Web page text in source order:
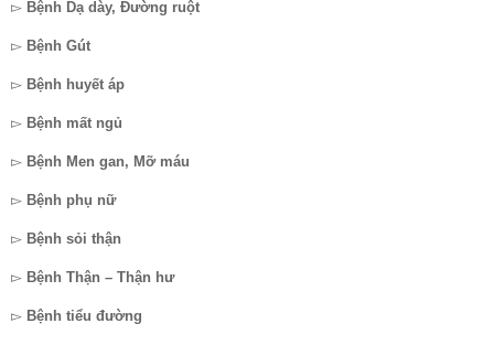
▻ Bệnh Dạ dày, Đường ruột
▻ Bệnh Gút
▻ Bệnh huyết áp
▻ Bệnh mất ngủ
▻ Bệnh Men gan, Mỡ máu
▻ Bệnh phụ nữ
▻ Bệnh sỏi thận
▻ Bệnh Thận – Thận hư
▻ Bệnh tiểu đường